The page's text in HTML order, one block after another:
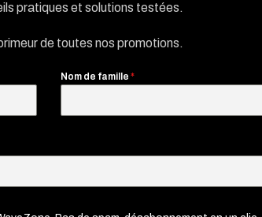
pratiques et solutions testées.
de toutes nos promotions.
Nom de famille *